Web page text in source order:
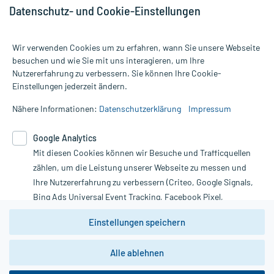
Alle Preise gelten inkl. MwSt., ggf. zzgl. Versandkosten
Informationen auf dieser Website werden ausschließlich für
die Untersuchung und Behandlung durch einen Arzt. Bitte
Therapien eingeleitet werden können. | Diese Webseite benutzt
Google Analytics. Lesen Sie bitte dazu die wichtigen Hinweise in
unserer Datenschutzerklärung. Für den Widerruf einer Bestellung
nutzen Sie das Formular:
Vertrag widerrufen
*Hinweise zu unseren Aktionen und Bewertungen
Datenschutz- und Cookie-Einstellungen
Wir verwenden Cookies um zu erfahren, wann Sie unsere Webseite
besuchen und wie Sie mit uns interagieren, um Ihre
Nutzererfahrung zu verbessern. Sie können Ihre Cookie-
Einstellungen jederzeit ändern.
Nähere Informationen: Datenschutzerklärung Impressum
Google Analytics
Mit diesen Cookies können wir Besuche und Trafficquellen
zählen, um die Leistung unserer Webseite zu messen und
Ihre Nutzererfahrung zu verbessern (Criteo, Google Signals,
Bing Ads Universal Event Tracking, Facebook Pixel,
Youtube-Social Plugin).
Wir weisen darauf hin, dass die
zwingend den Europäischen Anforderungen gem. EU-
DSGVO genügen und ein Datentransfer in Drittstaaten bzw.
Einstellungen speichern
Alle ablehnen